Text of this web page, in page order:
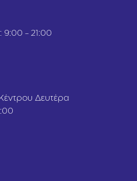
9:00 - 21:00
Δευτέρα